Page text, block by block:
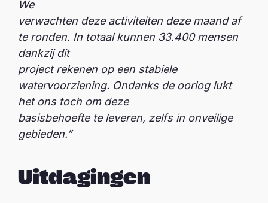
We
verwachten deze activiteiten deze maand af
te ronden. In totaal kunnen 33.400 mensen
dankzij dit
project rekenen op een stabiele
watervoorziening. Ondanks de oorlog lukt
het ons toch om deze
basisbehoefte te leveren, zelfs in onveilige
gebieden.”
Uitdagingen